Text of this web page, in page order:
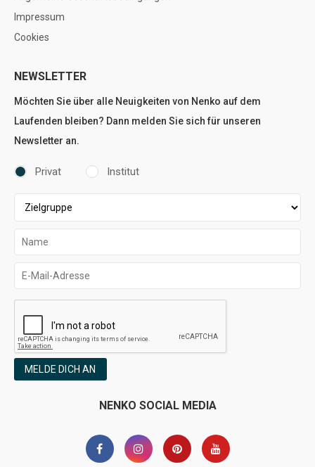
Impressum
Cookies
NEWSLETTER
Möchten Sie über alle Neuigkeiten von Nenko auf dem
Laufenden bleiben? Dann melden Sie sich für unseren
Newsletter an.
Privat Institut
MELDE DICH AN
NENKO SOCIAL MEDIA